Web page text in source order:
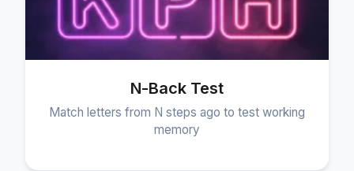
N-Back Test
Match letters from N steps ago to test working
memory